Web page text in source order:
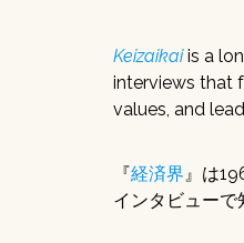
Keizaikai is a
interviews that
values, and
『経済界』は
インタビューで